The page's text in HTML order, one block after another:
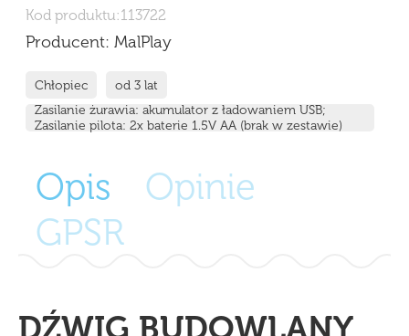
Kod produktu:113722
Producent: MalPlay
Chłopiec
od 3 lat
Zasilanie żurawia: akumulator z ładowaniem USB;
Zasilanie pilota: 2x baterie 1.5V AA (brak w zestawie)
Opis
Opinie
GPSR